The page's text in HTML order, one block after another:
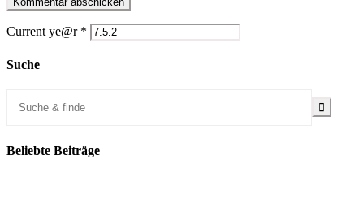
Current ye@r *
Suche
Beliebte Beiträge